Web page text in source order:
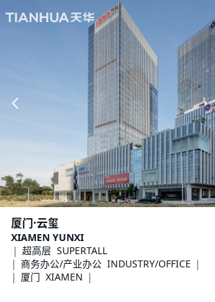
厦门·云玺
XIAMEN YUNXI
超高层 SUPERTALL
商务办公/产业办公 INDUSTRY/OFFICE
厦门 XIAMEN